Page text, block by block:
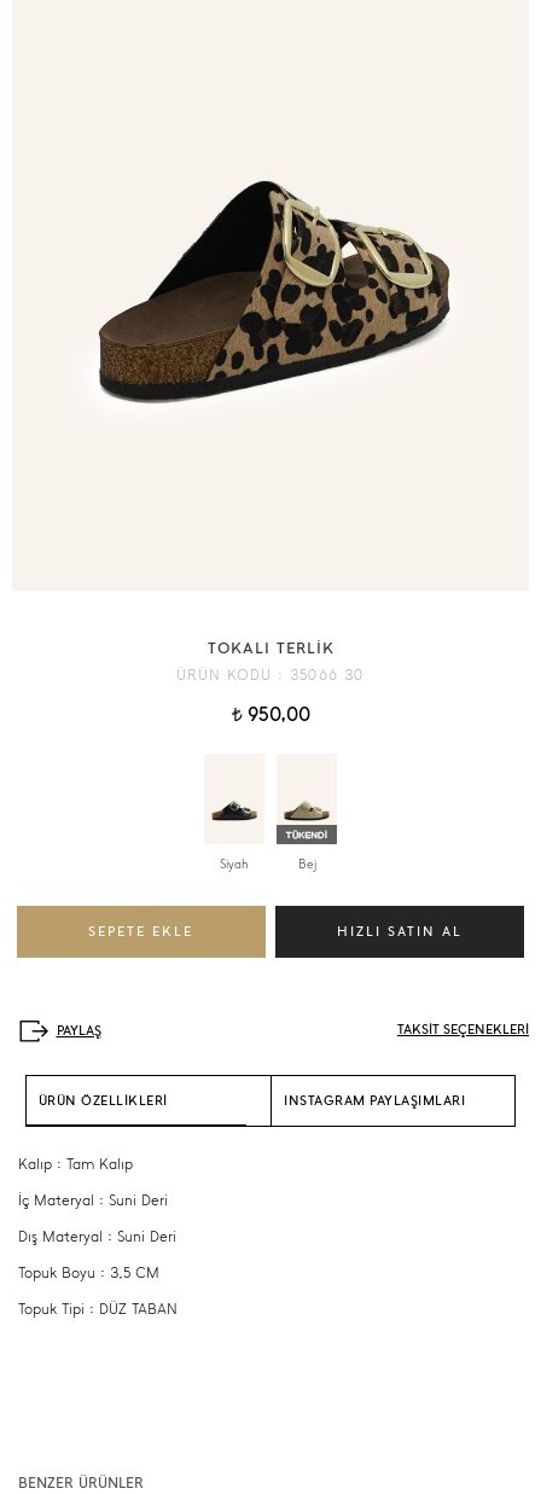
TOKALI TERLİK
ÜRÜN KODU : 35066 30
t950,00
Siyah Bej
TAKSİT SEÇENEKLERİ
ÜRÜN ÖZELLİKLERİ INSTAGRAM PAYLAŞIMLARI
Kalıp : Tam Kalıp
İç Materyal : Suni Deri
Dış Materyal : Suni Deri
Topuk Boyu : 3,5 CM
Topuk Tipi : DÜZ TABAN
BENZER ÜRÜNLER